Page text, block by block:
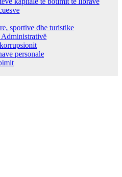
sportive dhe turistike
personale